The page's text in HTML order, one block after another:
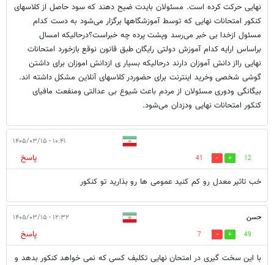
نهایی حرکت کرده است. مسئولان بایدت ضیح دهند که سود حاصل از کلاسهای
کنکور امتحانات نهایی که توسط آموزشگاهها برگزار می‌شود به دست کدام
مسئول ازخدا بی خبر می‌رسد وپشت پرده چه خبراست؟درحالیکه امسال
براساس ارایه کدام آموزش دولتی رایگان طبق قانون نوقع بازخورد امتحانات
نهایی رااز دانش آموزان دارند درحالیکه بسیار ی ازدانش اموزان برای داشتن
گوشی شخصی وخرید اینترنت برای حضوردر کلاسهای آنلاین مشکل داشته اند.
بیگانگی ودوری مسئولان از مردم باعث شیوع بی عدالتی ومنفعت مافیای
کنکور امتحانات نهایی ودزدان می‌شود.
۱۰:۴۱ - ۱۴۰۵/۰۳/۱۵
12
41
پاسخ
خب تاثیر معدل رو کم کنید عمومی ها رو بذارید تو کنکور
حسن ۱۲:۳۲ - ۱۴۰۵/۰۳/۱۵
49
7
پاسخ
با این سخت گیری در امتحان نهایی تکلیف کسی که‌ نمی خواهد کنکور بدهد و